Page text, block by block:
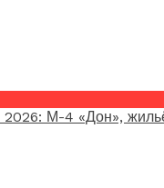
М-4 «Дон»,